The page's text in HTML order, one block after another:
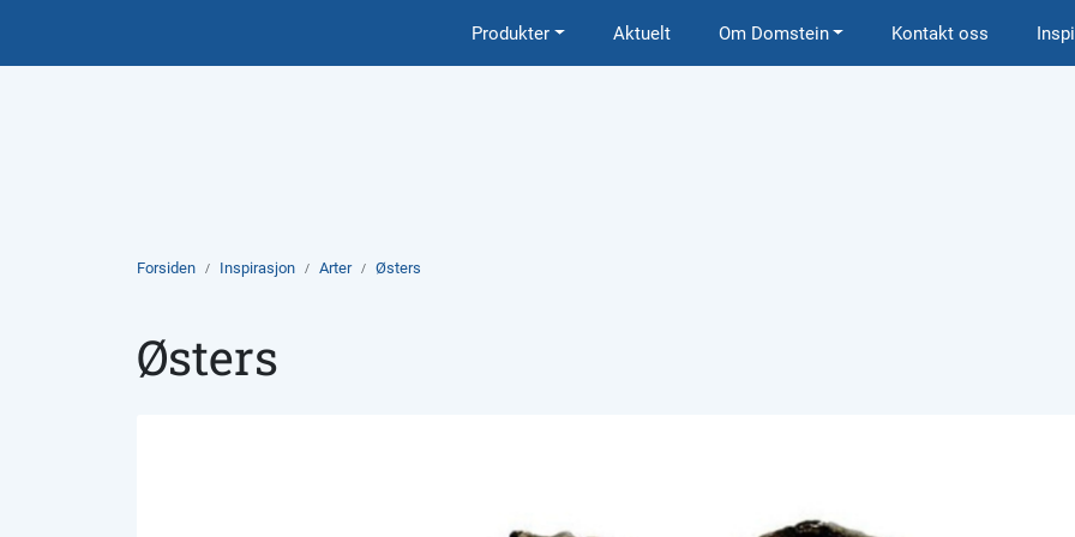
Produkter Aktuelt Om Domstein Kontakt oss
Forsiden Inspirasjon Arter Østers
Østers